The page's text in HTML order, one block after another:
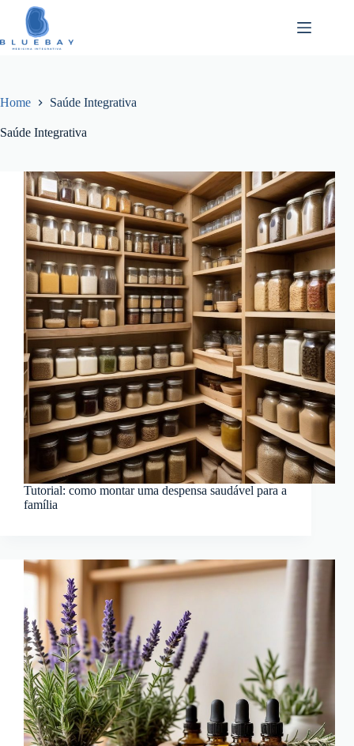
conteúdo
Home Saúde Integrativa
Saúde Integrativa
Tutorial: como montar uma despensa saudável para a
família